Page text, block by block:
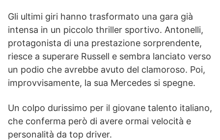
Gli ultimi giri hanno trasformato una gara già
intensa in un piccolo thriller sportivo. Antonelli,
protagonista di una prestazione sorprendente,
riesce a superare Russell e sembra lanciato verso
un podio che avrebbe avuto del clamoroso. Poi,
improvvisamente, la sua Mercedes si spegne.
Un colpo durissimo per il giovane talento italiano,
che conferma però di avere ormai velocità e
personalità da top driver.